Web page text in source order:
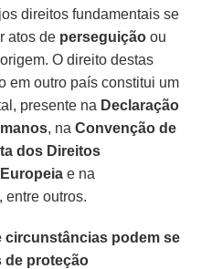
direitos fundamentais se
atos de perseguição ou
O direito destas
em outro país constitui um
presente na Declaração
, naConvenção de
dos Direitos
e na
, entre outros.
circunstâncias podem se
de proteção